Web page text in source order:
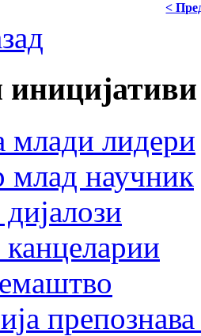
<
млади лидери
млад научник